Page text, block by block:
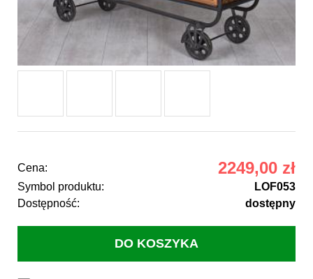
Cena: 2249,00 zł
Symbol produktu:
LOF053
Dostępność:
dostępny